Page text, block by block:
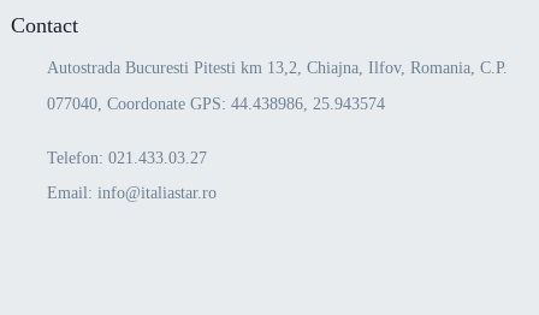
Contact
Autostrada Bucuresti Pitesti km 13,2, Chiajna, Ilfov, Romania, C.P.
077040, Coordonate GPS: 44.438986, 25.943574
Telefon: 021.433.03.27
Email: info@italiastar.ro